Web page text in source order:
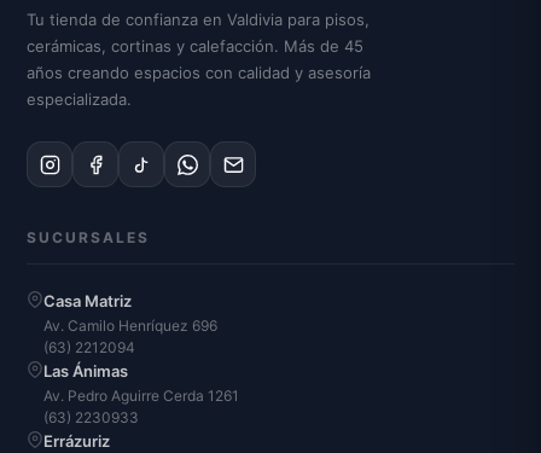
Tu tienda de confianza en Valdivia para pisos,
cerámicas, cortinas y calefacción. Más de 45
años creando espacios con calidad y asesoría
especializada.
SUCURSALES
Casa Matriz
Av. Camilo Henríquez 696
(63) 2212094
Las Ánimas
Av. Pedro Aguirre Cerda 1261
(63) 2230933
Errázuriz